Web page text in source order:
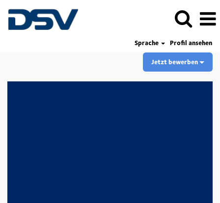
Sprache
Profil ansehen
Jetzt bewerben